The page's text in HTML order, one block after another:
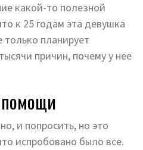
какой-то полезной
к 25 годам эта девушка
планирует
причин, почему у нее
и попросить, но это
испробовано было все.